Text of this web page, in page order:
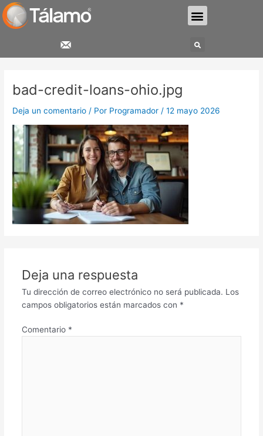
al
contenido
Menu
Search
bad-credit-loans-ohio.jpg
Deja un comentario / Por Programador /12 mayo 2026
Deja una respuesta
Tu dirección de correo electrónico no será publicada. Los
campos obligatorios están marcados con *
Comentario *